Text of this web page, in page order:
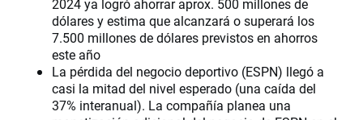
dólares y estima que alcanzará o superará los
7.500 millones de dólares previstos en ahorros
este año
La pérdida del negocio deportivo (ESPN) llegó a
casi la mitad del nivel esperado (una caída del
37% interanual). La compañía planea una